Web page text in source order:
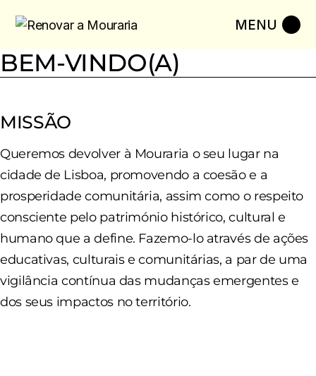
the
BEM-VINDO(A)
MISSÃO
Queremos devolver à Mouraria o seu lugar na
cidade de Lisboa, promovendo a coesão e a
prosperidade comunitária, assim como o respeito
consciente pelo património histórico, cultural e
humano que a define. Fazemo-lo através de ações
educativas, culturais e comunitárias, a par de uma
vigilância contínua das mudanças emergentes e
dos seus impactos no território.